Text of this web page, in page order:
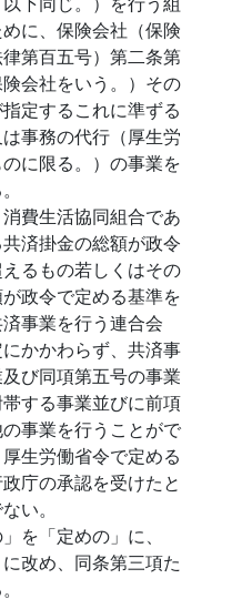
に、保険会社（保険
第百五号）第二条第
会社をいう。）その
定するこれに準ずる
事務の代行（厚生労
に限る。）の事業を
費生活協同組合であ
済掛金の総額が政令
るもの若しくはその
政令で定める基準を
事業を行う連合会
かかわらず、共済事
び同項第五号の事業
する事業並びに前項
事業を行うことがで
生労働省令で定める
庁の承認を受けたと
い。
を「定めの」に、
改め、同条第三項た